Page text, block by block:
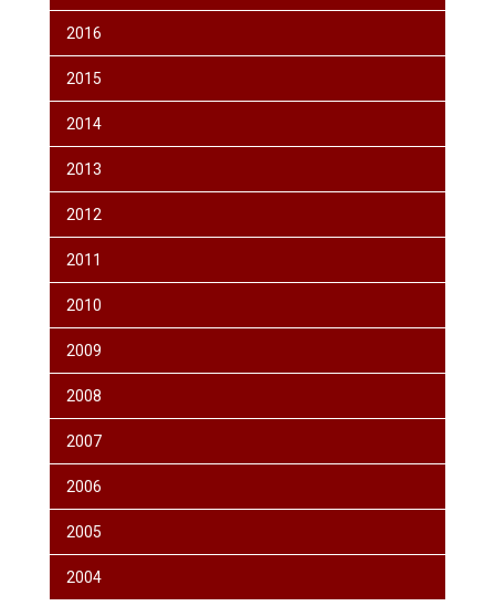
2016
2015
2014
2013
2012
2011
2010
2009
2008
2007
2006
2005
2004